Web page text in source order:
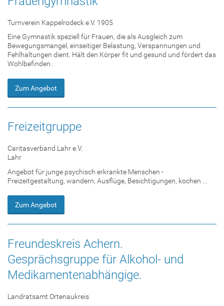
Turnverein Kappelrodeck e.V. 1905
Eine Gymnastik speziell für Frauen, die als Ausgleich zum
Bewegungsmangel, einseitiger Belastung, Verspannungen und
Fehlhaltungen dient. Hält den Körper fit und gesund und fördert das
Wohlbefinden.
Zum Angebot
Freizeitgruppe
Caritasverband Lahr e.V.
Lahr
Angebot für junge psychisch erkrankte Menschen -
Freizeitgestaltung, wandern, Ausflüge, Besichtigungen, kochen ...
Zum Angebot
Freundeskreis Achern.
Gesprächsgruppe für Alkohol- und
Medikamentenabhängige.
Landratsamt Ortenaukreis